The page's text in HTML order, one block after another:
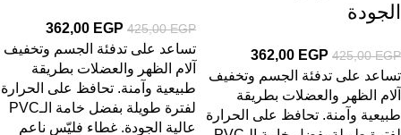
الجودة
425,00EGP
362,00 EGP
تساعد على تدفئة الجسم وتخفيف
آلام الظهر والعضلات بطريقة
طبيعية وآمنة. تحافظ على الحرارة
425,00EGP
362,00 EGP
تساعد على تدفئة الجسم وتخفيف
آلام الظهر والعضلات بطريقة
طبيعية وآمنة. تحافظ على الحرارة
لفترة طويلة بفضل خامة الـPVC
عالية الجودة. غطاء فليّس ناعم